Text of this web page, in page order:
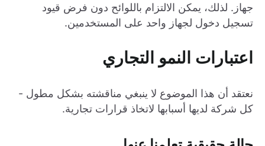
جهاز. لذلك، يمكن الالتزام باللوائح دون فرض قيود
تسجيل دخول لجهاز واحد على المستخدمين.
اعتبارات النمو التجاري
نعتقد أن هذا الموضوع لا ينبغي مناقشته بشكل مطول -
كل شركة لديها أسبابها لاتخاذ قرارات تجارية.